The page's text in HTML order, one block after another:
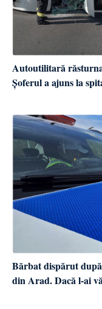
Autoutilitară
Șoferul a ajuns la
Bărbat dispărut
din Arad. Dacă l-ai